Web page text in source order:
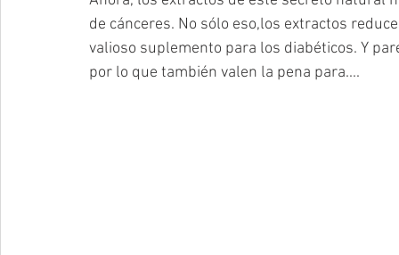
de cánceres. No sólo eso,los extractos
valioso suplemento para los diabéticos. Y
por lo que también valen la pena para....